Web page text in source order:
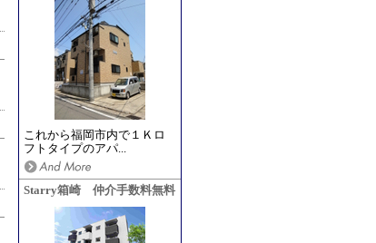
これから福岡市内で１Ｋロ
フトタイプのアパ...
Starry箱崎 仲介手数料無料